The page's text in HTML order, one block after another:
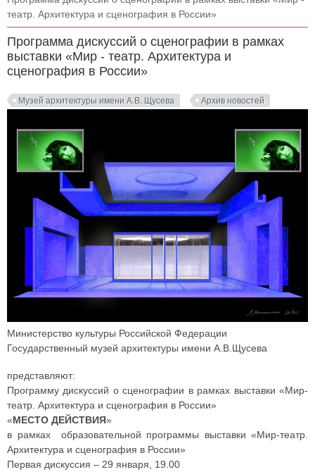
театр. Архитектура и сценография в России»
Программа дискуссий о сценографии в рамках
выставки «Мир - театр. Архитектура и
сценография в России»
Музей архитектуры имени А.В. Щусева Архив новостей
Министерство культуры Российской Федерации
Государственный музей архитектуры имени А.В.Щусева
представляют:
Программу дискуссий о сценографии в рамках выставки «Мир-
театр. Архитектура и сценография в России»
«МЕСТО ДЕЙСТВИЯ»
в рамках образовательной программы выставки «Мир-театр.
Архитектура и сценография в России»
Первая дискуссия – 29 января, 19.00